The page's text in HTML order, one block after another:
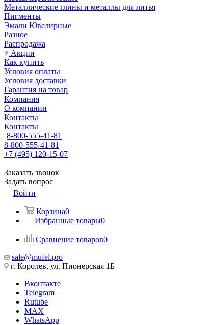
Металлические глины и металлы для литья
Пигменты
Эмали Ювелирные
Разное
Распродажа
Акции
Как купить
Условия оплаты
Условия доставки
Гарантия на товар
Компания
О компании
Контакты
Контакты
8-800-555-41-81
8-800-555-41-81
+7 (495) 120-15-07
Заказать звонок
Задать вопрос
Войти
Корзина0
Избранные товары0
Сравнение товаров0
sale@mufel.pro
г. Королев, ул. Пионерская 1Б
Вконтакте
Telegram
Rutube
MAX
WhatsApp